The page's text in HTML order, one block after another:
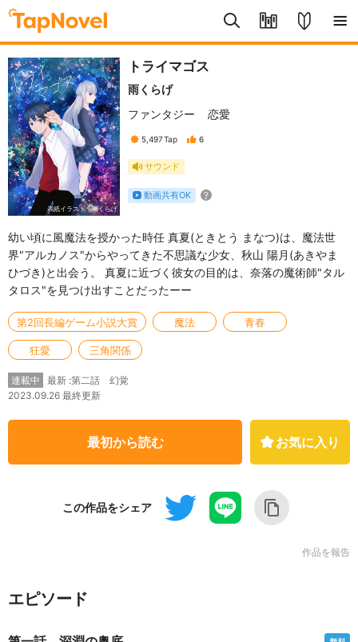
表紙イラスト：雨くらげ
トライマゴス
雨くらげ
ファンタジー
恋愛
5,497Tap 6
サウンド
動画共有OK
幼い頃に風魔法を授かった時任 真夏(ときとう まなつ)は、魔法世
界"アルカノス"からやってきた不思議な少女、秋山 陽月(あきやま
ひづき)と出会う。 真夏に近づく彼女の目的は、奈落の魔術師"タル
タロス"を見つけ出すことだったーー
第2回長編ゲーム小説大賞 魔法 青春
狂愛 三角関係
連載中
最新 :第二話 幻覚
2023.09.26 最終更新
最初から読む お気に入り
この作品をシェア
作品を報告
エピソード